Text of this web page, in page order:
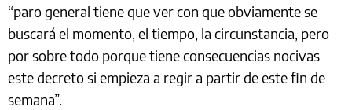
“paro general tiene que ver con que obviamente se
buscará el momento, el tiempo, la circunstancia, pero
por sobre todo porque tiene consecuencias nocivas
este decreto si empieza a regir a partir de este fin de
semana”.